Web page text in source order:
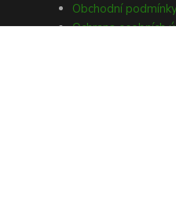
Obchodní
Ochrana osobních